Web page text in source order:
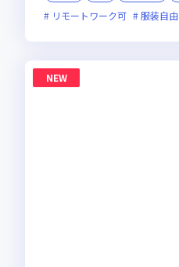
リモートワーク可
服装自由
NEW